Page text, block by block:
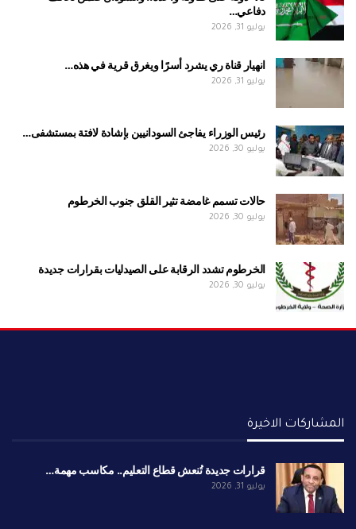
دفاعي…
يوليو 31, 2026
انهيار قناة ري يشرد أسرًا ويغرق قرية في هذه…
يوليو 31, 2026
رئيس الوزراء يفاجئ السودانيين بإشادة لافتة بمستشفى…
يوليو 30, 2026
حالات تسمم غامضة تثير القلق جنوب الخرطوم
يوليو 30, 2026
الخرطوم تشدد الرقابة على الصيدليات بقرارات جديدة
يوليو 30, 2026
المشاركات الاخيرة
قرارات جديدة تُنعش قطاع التعليم.. مكاسب مهمة…
يوليو 31, 2026